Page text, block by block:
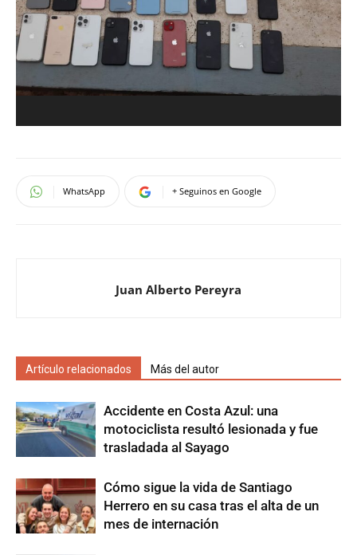
WhatsApp + Seguinos en Google
Juan Alberto Pereyra
Artículo relacionados Más del autor
Accidente en Costa Azul: una
motociclista resultó lesionada y fue
trasladada al Sayago
Cómo sigue la vida de Santiago
Herrero en su casa tras el alta de un
mes de internación